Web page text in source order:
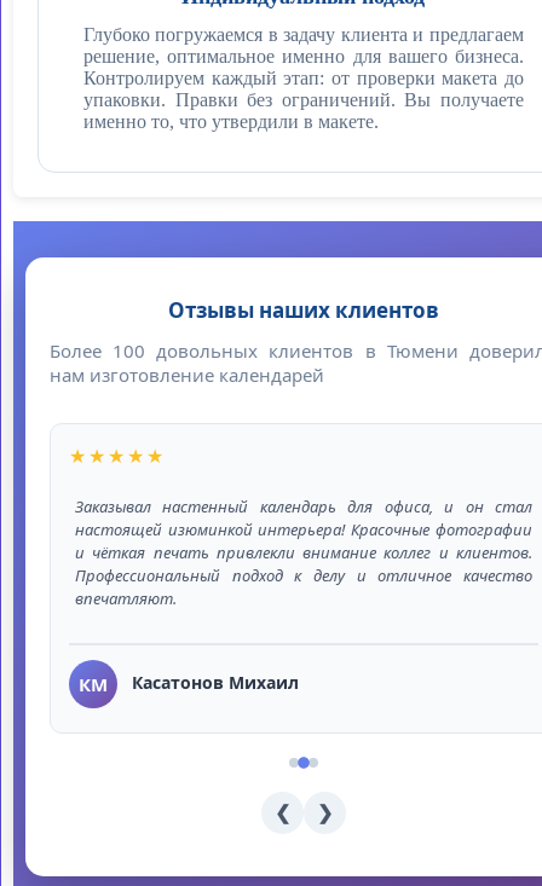
Глубоко погружаемся в задачу клиента и предлагаем
решение, оптимальное именно для вашего бизнеса.
Контролируем каждый этап: от проверки макета до
упаковки. Правки без ограничений. Вы получаете
именно то, что утвердили в макете.
Отзывы наших клиентов
Более 100 довольных клиентов в Тюмени
нам изготовление календарей
★★★★★
Заказывал настенный календарь для офиса, и он стал
настоящей изюминкой интерьера! Красочные фотографии
и чёткая печать привлекли внимание коллег и клиентов.
Профессиональный подход к делу и отличное качество
впечатляют.
КМ Касатонов Михаил
❮ ❯